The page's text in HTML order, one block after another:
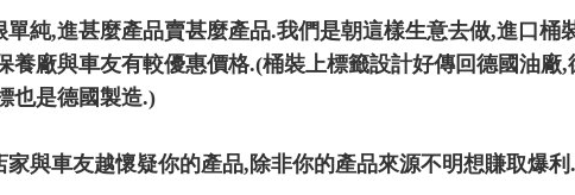
單純,進甚麼產品賣甚麼產品.我們是朝這樣生意去做,進口桶
養廠與車友有較優惠價格.(桶裝上標籤設計好傳回德國油廠
也是德國製造.)
家與車友越懷疑你的產品,除非你的產品來源不明想賺取爆利.